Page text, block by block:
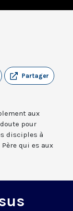
Partager
aux
pour
disciples à
qui es aux